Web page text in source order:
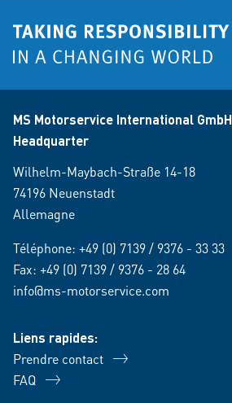
MS Motorservice International GmbH
Headquarter
Wilhelm-Maybach-Straße 14-18
74196 Neuenstadt
Allemagne
Téléphone: +49 (0) 7139 / 9376 - 33 33
Fax: +49 (0) 7139 / 9376 - 28 64
info@ms-motorservice.com
Liens rapides:
Prendre contact
FAQ